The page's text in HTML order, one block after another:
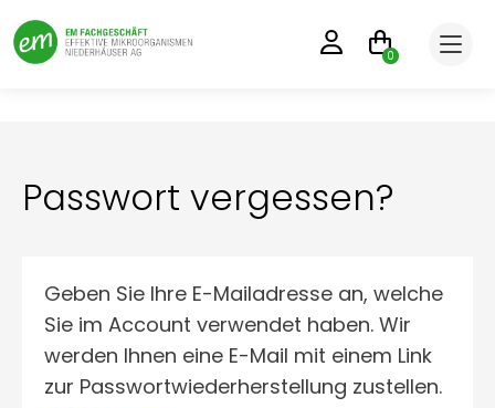
0
Passwort vergessen?
Geben Sie Ihre E-Mailadresse an, welche
Sie im Account verwendet haben. Wir
werden Ihnen eine E-Mail mit einem Link
zur Passwortwiederherstellung zustellen.